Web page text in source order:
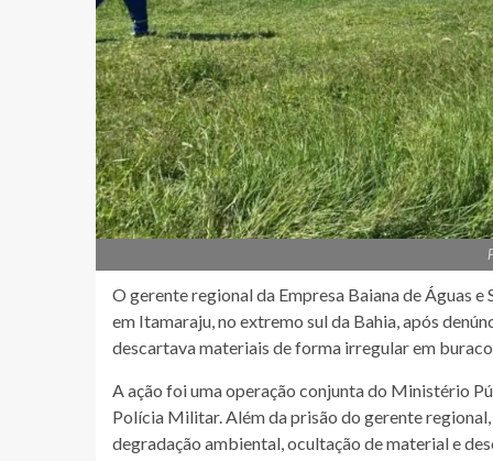
O gerente regional da Empresa Baiana de Águas
em Itamaraju, no extremo sul da Bahia, após
descartava materiais de forma irregular em
A ação foi uma operação conjunta do Ministério
Polícia Militar. Além da prisão do gerente
degradação ambiental, ocultação de material e